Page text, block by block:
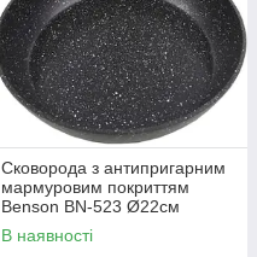
Сковорода з антипригарним
мармуровим покриттям
Benson BN-523 Ø22см
В наявності